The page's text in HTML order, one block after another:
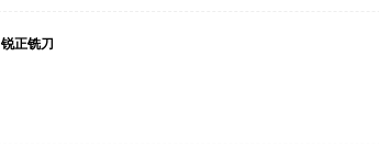
锐正铣刀